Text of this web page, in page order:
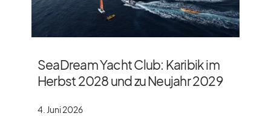
SeaDream Yacht Club: Karibik im
Herbst 2028 und zu Neujahr 2029
4. Juni 2026